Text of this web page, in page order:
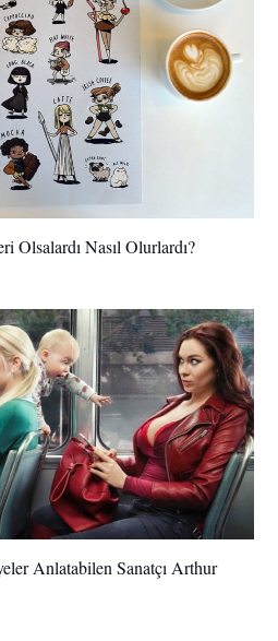
Olsalardı Nasıl Olurlardı?
Anlatabilen Sanatçı Arthur